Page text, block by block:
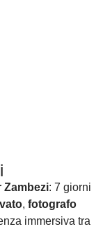
Zambezi: 7 giorni
, fotografo
immersiva tra